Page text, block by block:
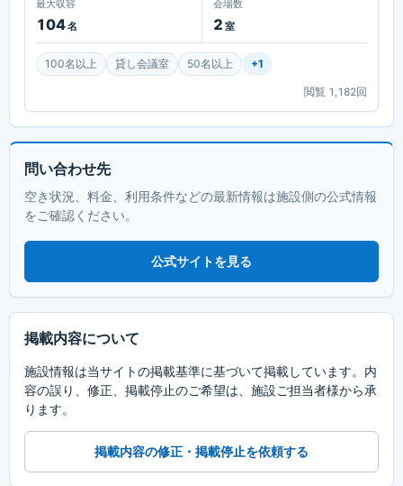
最大収容
104名
会場数
2 室
100名以上 貸し会議室 50名以上 +1
閲覧 1,182回
問い合わせ先
空き状況、料金、利用条件などの最新情報は施設側の公式情報
をご確認ください。
公式サイトを見る
掲載内容について
施設情報は当サイトの掲載基準に基づいて掲載しています。内
容の誤り、修正、掲載停止のご希望は、施設ご担当者様から承
ります。
掲載内容の修正・掲載停止を依頼する